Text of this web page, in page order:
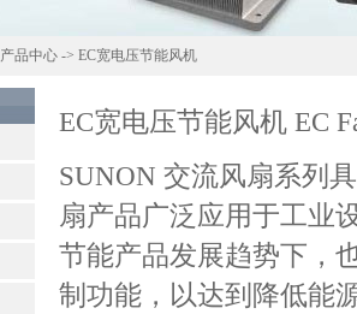
产品中心 -> EC宽电压节能风机
EC宽电压节能风机 EC
SUNON 交流风扇系列
扇产品广泛应用于工业
节能产品发展趋势下，
制功能，以达到降低能